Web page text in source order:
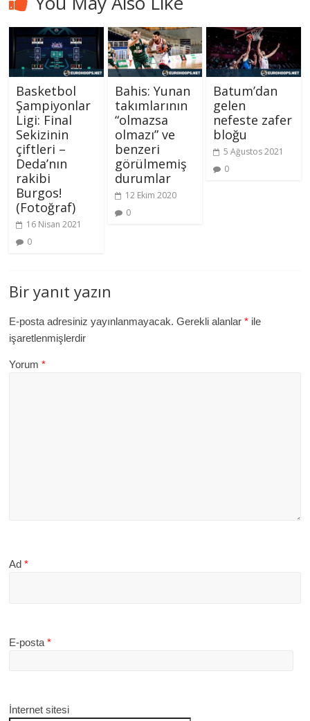
Basketbol
Şampiyonlar
Ligi: Final
Sekizinin
çiftleri –
Deda’nın
rakibi
Burgos!
(Fotoğraf)
16 Nisan 2021
0
Bahis: Yunan
takımlarının
“olmazsa
olmazı” ve
benzeri
görülmemiş
durumlar
12 Ekim 2020
0
Batum’dan
gelen
nefeste zafer
bloğu
5 Ağustos 2021
0
Bir yanıt yazın
E-posta adresiniz yayınlanmayacak. Gerekli alanlar* ile
işaretlenmişlerdir
Yorum*
Ad*
E-posta*
İnternet sitesi